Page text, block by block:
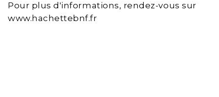
Pour plus d'informations, rendez-vous sur
www.hachettebnf.fr